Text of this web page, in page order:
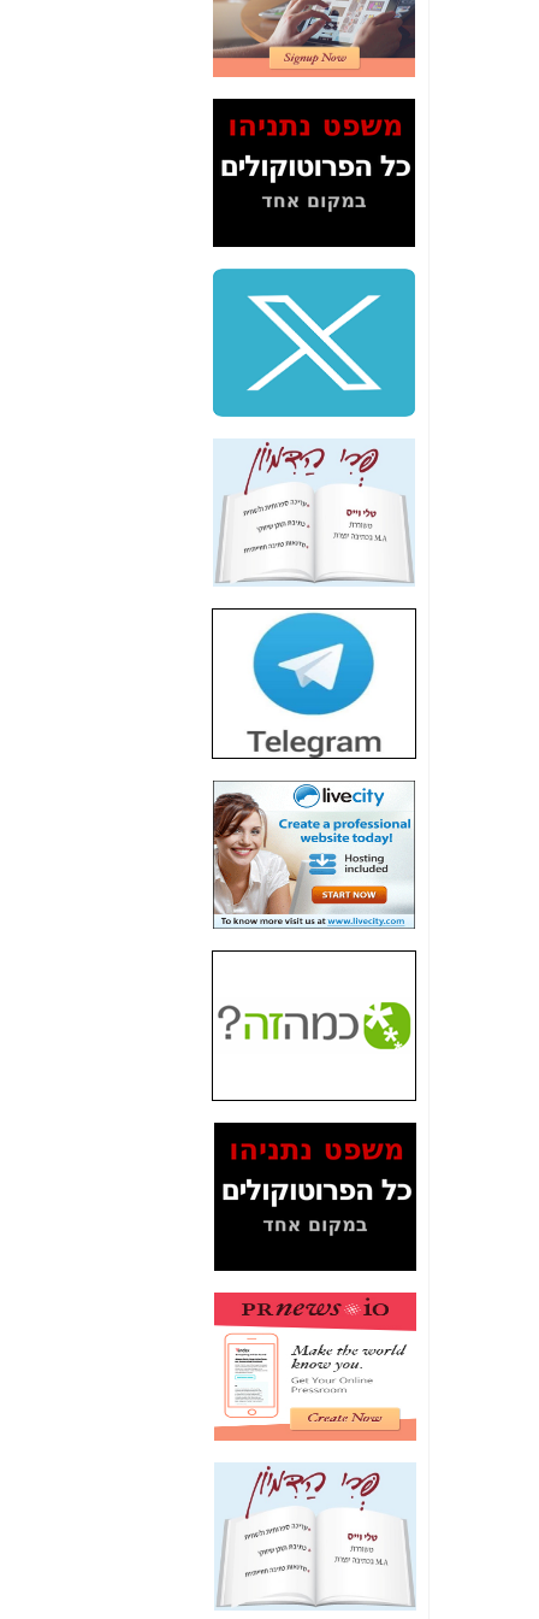
2" על תעלולי השר
משה כחלון -כאן
הסלולר" ואיך מסרסים
את הנתונים לציבור -
כאן
סיכום ביקור בסיליקון
שלמה פילבר (עד
לאחרונה מנכ"ל משרד
התקשורת) - עד
מדינה? הצחקתם
אותי! -
"יש אפליה בחקירה"?
חשיפה: למה השר
משה כחלון לא נחקר
עד היום? -
כאן
הדומה לזו של "תיק
4000" אך בתחום
הסלולר -
חשיפת מה שלא
רוצים שתדעו בעניין
פריסת אנלימיטד
(בניחוח בלתי נסבל) -
כאן
חשיפה: איוב קרא
אישר לקבוצת סלקום
בדיוק מה שביבי אישר
כאן
האם השר איוב קרא
היה צריך בכלל לחתום
על האישור, שנתן
האם ביבי וקרא קבלו
בכלל תמורה עבור
המסמכים בנושא בזק-
Yes (תיק 4000)
לאיש הלא נכון! -כאן
עובדות ומסמכים
תקשורת עזר לקב'
בזק? - כאן
מה מקור ה-Fake
News שהביא לתפירת
תיק לביבי והעלמת
החשודים הנכונים -כאן
אחת הרגליים של "תיק
4000 התפור"
התמוטטה היום
בניצחון (כפול) של בזק
כאן
איך כתבות מפנקות